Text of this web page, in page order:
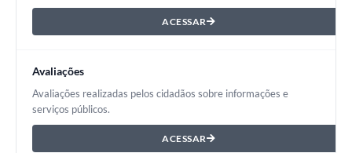
ACESSAR
Avaliações
Avaliações realizadas pelos cidadãos sobre informações e
serviços públicos.
ACESSAR